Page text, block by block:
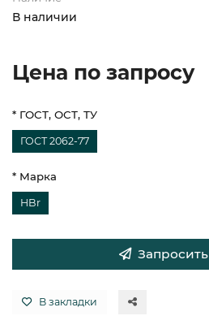
В наличии
Цена по запросу
* ГОСТ, ОСТ, ТУ
ГОСТ 2062-77
* Марка
HBr
В закладки